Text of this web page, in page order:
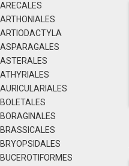
ARECALES
ARTHONIALES
ARTIODACTYLA
ASPARAGALES
ASTERALES
ATHYRIALES
AURICULARIALES
BOLETALES
BORAGINALES
BRASSICALES
BRYOPSIDALES
BUCEROTIFORMES